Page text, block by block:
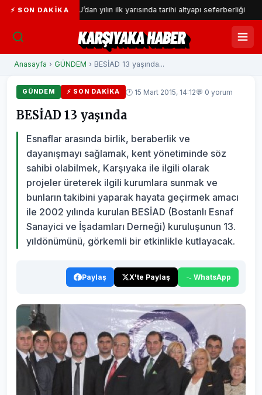
⚡ SON DAKIKA
İZSU’dan yılın ilk yarısında tarihi altyapı seferberliği
KARŞIYAKA HABER
Anasayfa › GÜNDEM › BESİAD 13 yaşında...
GÜNDEM ⚡ SON DAKIKA 🕐 15 Mart 2015, 14:12💬 0 yorum
BESİAD 13 yaşında
Esnaflar arasında birlik, beraberlik ve
dayanışmayı sağlamak, kent yönetiminde söz
sahibi olabilmek, Karşıyaka ile ilgili olarak
projeler üreterek ilgili kurumlara sunmak ve
bunların takibini yaparak hayata geçirmek amacı
ile 2002 yılında kurulan BESİAD (Bostanlı Esnaf
Sanayici ve İşadamları Derneği) kuruluşunun 13.
yıldönümünü, görkemli bir etkinlikle kutlayacak.
Paylaş X'te Paylaş WhatsApp